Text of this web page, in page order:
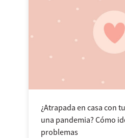
¿Atrapada en casa con
una pandemia? Cómo
problemas